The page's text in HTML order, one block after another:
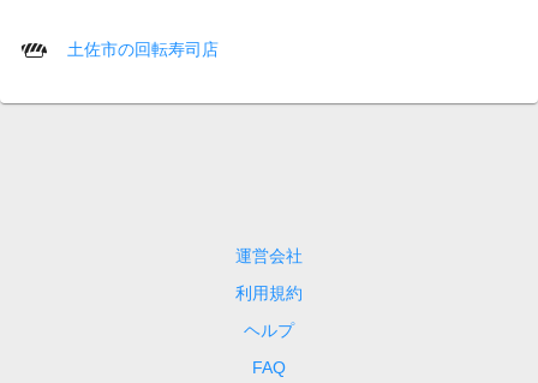
土佐市の回転寿司店
運営会社
利用規約
ヘルプ
FAQ